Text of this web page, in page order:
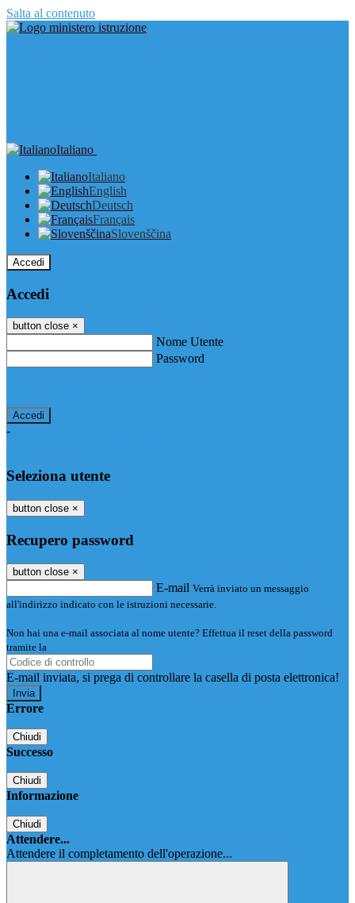
Salta al contenuto
Italiano
Italiano
English
Deutsch
Français
Slovenščina
Accedi
Accedi
button close ×
Nome Utente
Password
-
Seleziona utente
button close ×
Recupero password
button close ×
E-mail Verrà inviato un messaggio
all'indirizzo indicato con le istruzioni necessarie.
Non hai una e-mail associata al nome utente? Effettua il reset della password
tramite la
E-mail inviata, si prega di controllare la casella di posta elettronica!
Errore
Chiudi
Successo
Chiudi
Informazione
Chiudi
Attendere...
Attendere il completamento dell'operazione...